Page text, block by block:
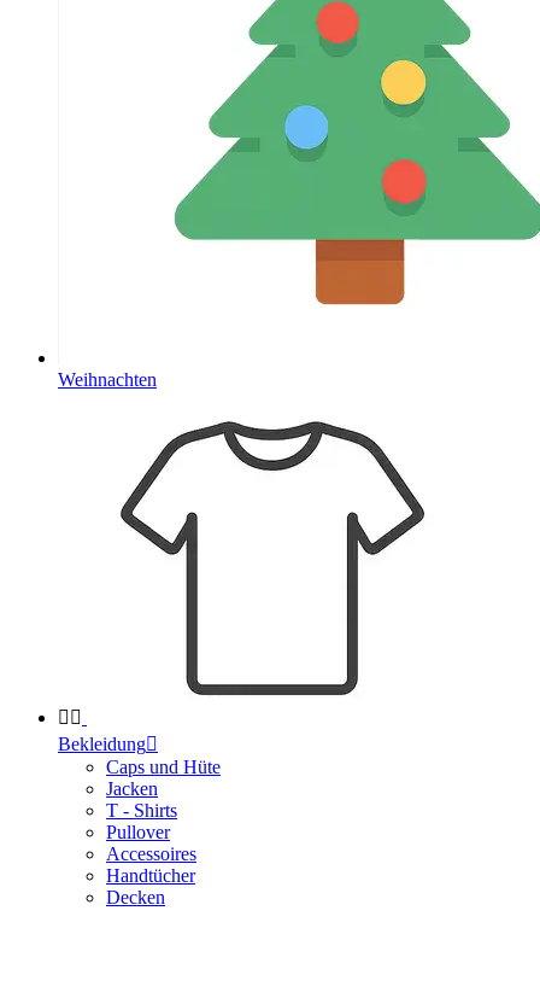
Weihnachten
 
Bekleidung
Caps und Hüte
Jacken
T - Shirts
Pullover
Accessoires
Handtücher
Decken